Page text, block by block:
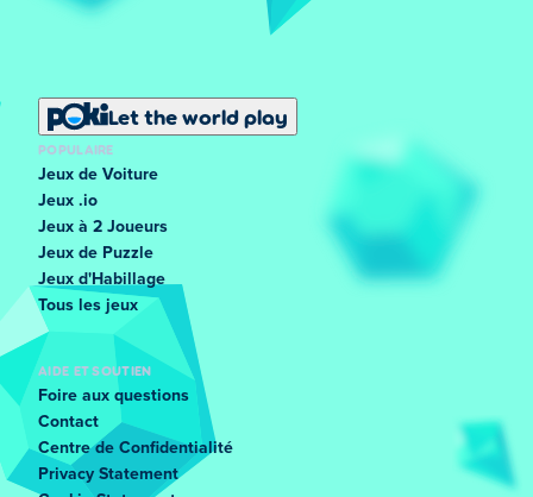
Let the world play
POPULAIRE
Jeux de Voiture
Jeux .io
Jeux à 2 Joueurs
Jeux de Puzzle
Jeux d'Habillage
Tous les jeux
AIDE ET SOUTIEN
Foire aux questions
Contact
Centre de Confidentialité
Privacy Statement